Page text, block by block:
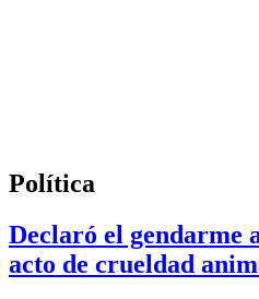
Política
Declaró el gendarme
acto de crueldad